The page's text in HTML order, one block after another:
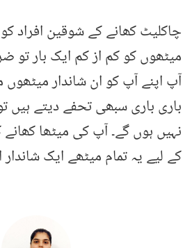
چاکلیٹ کھانے کے شوقین افراد
میٹھوں کو کم از کم ایک بار تو
آپ اپنے آپ کو ان شاندار
باری باری سبھی تحفے دیتے ہیں
نہیں ہوں گے۔ آپ کی میٹھا
کے لیے یہ تمام میٹھے ایک